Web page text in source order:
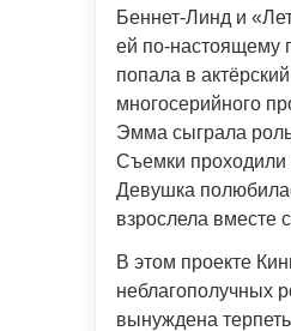
Беннет-Линд и
ей по-настоящему
попала в
многосерийного
Эмма сыграла
Съемки проходили
Девушка
взрослела вместе
В этом проекте
неблагополучных
вынуждена